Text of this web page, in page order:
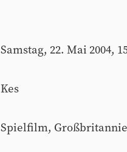
Samstag, 22. Mai 2004,
Kes
Spielfilm,